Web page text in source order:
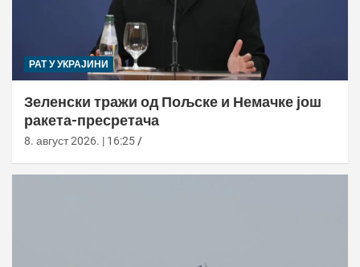
РАТ У УКРАЈИНИ
Зеленски тражи од Пољске и Немачке још
ракета-пресретача
8. август 2026. | 16:25